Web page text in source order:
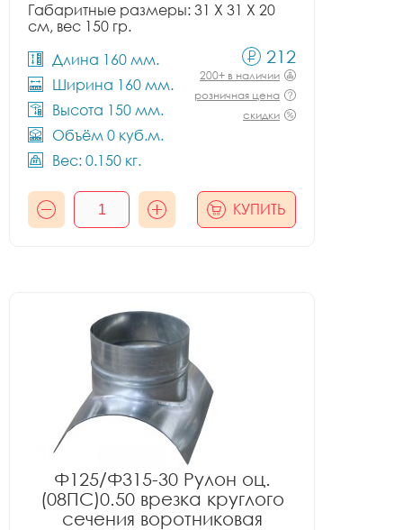
Габаритные размеры: 31 X 31 X 20
см, вес 150 гр.
Длина 160 мм.
Ширина 160 мм.
Высота 150 мм.
Объём 0 куб.м.
Вес: 0.150 кг.
212
200+ в наличии
розничная цена
скидки
КУПИТЬ
Ф125/Ф315-30 Рулон оц.
(08ПС)0.50 врезка круглого
сечения воротниковая